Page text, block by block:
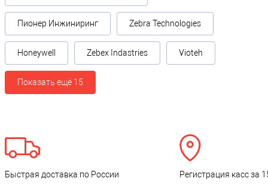
Пионер Инжиниринг Zebra Technologies
Honeywell Zebex Indastries Vioteh
Показать ещё 15
Быстрая доставка по России Регистрация касс за